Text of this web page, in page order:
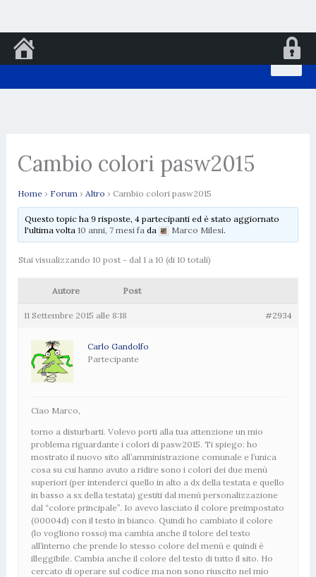
al
Cambio colori pasw2015
Home › Forum › Altro › Cambio colori pasw2015
Questo topic ha 9 risposte, 4 partecipanti ed è stato aggiornato
l'ultima volta 10 anni, 7 mesi fada Marco Milesi.
Stai visualizzando 10 post - dal 1 a 10 (di 10 totali)
Autore Post
11 Settembre 2015 alle 8:18 #2934
Carlo Gandolfo
Partecipante
Ciao Marco,
torno a disturbarti. Volevo porti alla tua attenzione un mio
problema riguardante i colori di pasw2015. Ti spiego: ho
mostrato il nuovo sito all’amministrazione comunale e l’unica
cosa su cui hanno avuto a ridire sono i colori dei due menù
superiori (per intenderci quello in alto a dx della testata e quello
in basso a sx della testata) gestiti dal menù personalizzazione
dal “colore principale”. Io avevo lasciato il colore preimpostato
(00004d) con il testo in bianco. Quindi ho cambiato il colore
(lo vogliono rosso) ma cambia anche il tolore del testo
all’interno che prende lo stesso colore del menù e quindi è
illeggibile. Cambia anche il colore del testo di tutto il sito. Ho
cercato di operare sul codice ma non sono riuscito nel mio